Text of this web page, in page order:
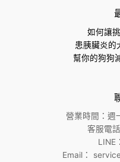
如何讓
患胰臟炎的
幫你的狗狗
營業時間：週
客服電
LINE
Email：